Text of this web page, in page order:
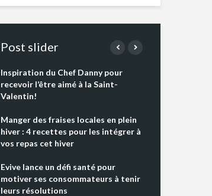
Post slider
Inspiration du Chef Danny pour
recevoir l’être aimé à la Saint-
Valentin!
Manger des fraises locales en plein
hiver : 4 recettes pour les intégrer à
vos repas cet hiver
Evive lance un défi santé pour
motiver ses consommateurs à tenir
leurs résolutions